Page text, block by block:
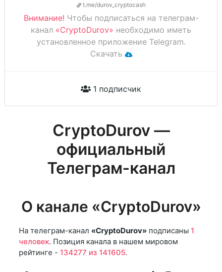
t.me/durov_cryptocash
Внимание! Чтобы подписаться на телеграм-
канал «CryptoDurov» необходимо иметь
установленное приложение Telegram.
Скачать
1 подписчик
CryptoDurov —
официальный
Телеграм-канал
О канале «CryptoDurov»
На телеграм-канал «CryptoDurov» подписаны 1
человек. Позиция канала в нашем мировом
рейтинге - 134277 из 141605.